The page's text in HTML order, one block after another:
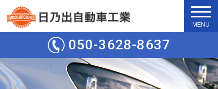
t
o
g
e
n
a
v
050-3628-8637